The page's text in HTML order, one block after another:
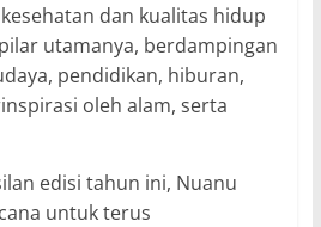
dan kualitas hidup
utamanya, berdampingan
pendidikan, hiburan,
oleh alam, serta
edisi tahun ini, Nuanu
untuk terus